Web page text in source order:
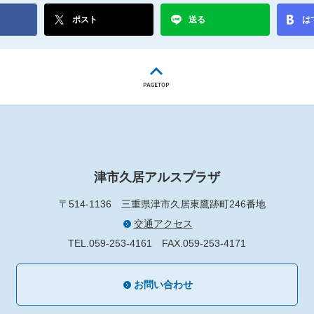
ポスト 送る は
津市久居アルスプラザ
〒514-1136 三重県津市久居東鷹跡町246番地
交通アクセス
TEL.059-253-4161 FAX.059-253-4171
お問い合わせ